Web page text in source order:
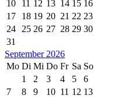
10
11 12 13 14 15 16
17
18 19 20 21 22 23
24 25 26 27 28 29 30
31
September 2026
Mo Di Mi Do Fr Sa So
1
2 3 4 5
6
7
8 9 10 11 12 13